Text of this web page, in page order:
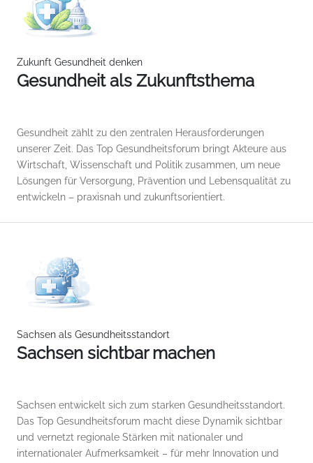
Zukunft Gesundheit denken
Gesundheit als Zukunftsthema
Gesundheit zählt zu den zentralen Herausforderungen
unserer Zeit. Das Top Gesundheitsforum bringt Akteure aus
Wirtschaft, Wissenschaft und Politik zusammen, um neue
Lösungen für Versorgung, Prävention und Lebensqualität zu
entwickeln – praxisnah und zukunftsorientiert.
Sachsen als Gesundheitsstandort
Sachsen sichtbar machen
Sachsen entwickelt sich zum starken Gesundheitsstandort.
Das Top Gesundheitsforum macht diese Dynamik sichtbar
und vernetzt regionale Stärken mit nationaler und
internationaler Aufmerksamkeit – für mehr Innovation und